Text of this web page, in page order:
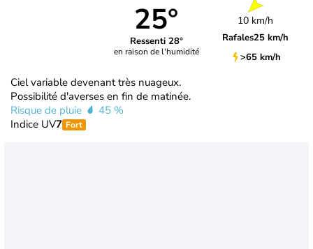
25°
Ressenti 28°
en raison de l'humidité
10 km/h
Rafales25 km/h
>65 km/h
Ciel variable devenant très nuageux.
Possibilité d'averses en fin de matinée.
Risque de pluie
45 %
Indice UV7 Fort